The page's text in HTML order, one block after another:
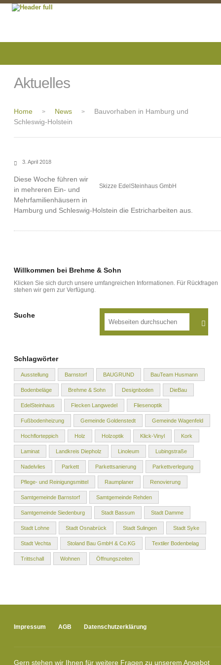
Aktuelles
Home > News >
Bauvorhaben in Hamburg und
Schleswig-Holstein
3. April 2018
Skizze EdelSteinhaus GmbH
Diese Woche führen wir
in mehreren Ein- und
Mehrfamilienhäusern in
Hamburg und Schleswig-Holstein die Estricharbeiten aus.
Willkommen bei Brehme & Sohn
Klicken Sie sich durch unsere umfangreichen Informationen. Für Rückfragen
stehen wir gern zur Verfügung.
Suche
Schlagwörter
Ausstellung Barnstorf BAUGRUND BauTeam Husmann
Bodenbeläge Brehme & Sohn Designboden DieBau
EdelSteinhaus Flecken Langwedel Fliesenoptik
Fußbodenheizung Gemeinde Goldenstedt Gemeinde Wagenfeld
Hochflorteppich Holz Holzoptik Klick-Vinyl Kork
Laminat Landkreis Diepholz Linoleum Lubingstraße
Nadelvlies Parkett Parkettsanierung Parkettverlegung
Pflege- und Reinigungsmittel Raumplaner Renovierung
Samtgemeinde Barnstorf Samtgemeinde Rehden
Samtgemeinde Siedenburg Stadt Bassum Stadt Damme
Stadt Lohne Stadt Osnabrück Stadt Sulingen Stadt Syke
Stadt Vechta Stoland Bau GmbH & Co.KG Textiler Bodenbelag
Trittschall Wohnen Öffnungszeiten
Impressum AGB Datenschutzerklärung
Gern stehen wir Ihnen für weitere Fragen zu unserem Angebot